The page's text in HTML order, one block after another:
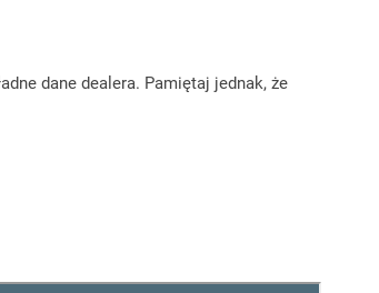
dane dealera. Pamiętaj jednak, że